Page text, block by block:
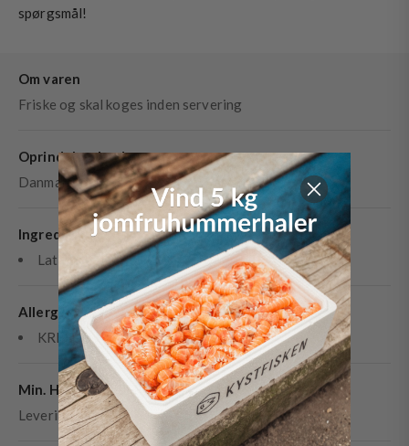
spørgsmål!
Om varen
Friske og skal koges inden servering
Oprindelsesland
Danmark
Ingredienser
Latinsk betegnelse: Cancer pagurus
Allergener
KREBSDYR
Min. Holdbarhed
Leveringsdag + 1-2 dage